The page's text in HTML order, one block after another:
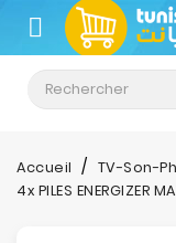
CATÉGORIE
Climatisation
Informatique
Accueil TV-Son-
4x PILES ENERGIZER